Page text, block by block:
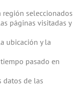
región seleccionados
páginas visitadas y
ubicación y la
pasado en
datos de las